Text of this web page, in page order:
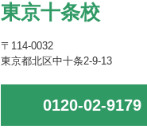
東京十条校
〒114-0032
東京都北区中十条2-9-13
0120-02-9179